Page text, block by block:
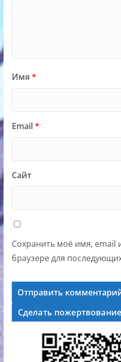
Имя *
Email*
Сайт
Сохранить моё имя, email
браузере для
Сделать пожертвование